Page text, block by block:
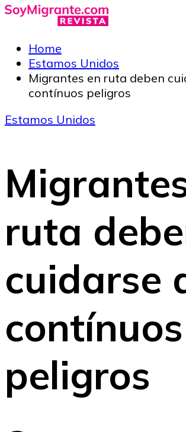
Home
Estamos Unidos
Migrantes en ruta deben
contínuos peligros
Estamos Unidos
ruta
cuidarse
contínuos
peligros